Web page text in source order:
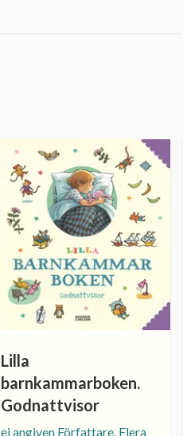
Lilla
barnkammarboken.
Godnattvisor
ej angiven Författare, Flera